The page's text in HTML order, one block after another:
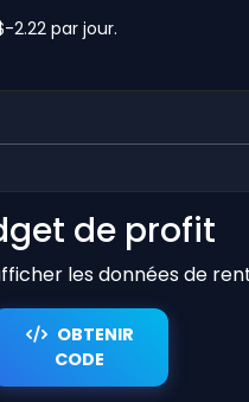
2.22 par jour.
de profit
les données de
OBTENIR
CODE